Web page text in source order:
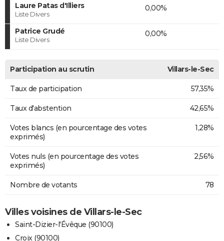
Laure Patas d'Illiers
Liste Divers
0,00%
Patrice Grudé
Liste Divers
0,00%
Participation au scrutin Villars-le-Sec
Taux de participation 57,35%
Taux d'abstention 42,65%
Votes blancs (en pourcentage des votes
exprimés)
1,28%
Votes nuls (en pourcentage des votes
exprimés)
2,56%
Nombre de votants 78
Villes voisines de Villars-le-Sec
Saint-Dizier-l'Évêque (90100)
Croix (90100)